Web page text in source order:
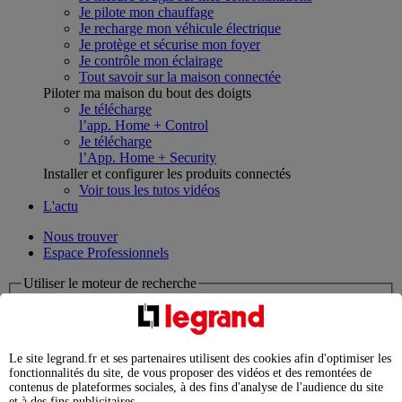
Je pilote mon chauffage
Je recharge mon véhicule électrique
Je protège et sécurise mon foyer
Je contrôle mon éclairage
Tout savoir sur la maison connectée
Piloter ma maison du bout des doigts
Je télécharge
l’app. Home + Control
Je télécharge
l’App. Home + Security
Installer et configurer les produits connectés
Voir tous les tutos vidéos
L'actu
Nous trouver
Espace Professionnels
Utiliser le moteur de recherche
Que cherchez-vous ?
Nous n'avons pas pu charger les résultats de votre recherche
Produits professionnels
Le site legrand.fr et ses partenaires utilisent des cookies afin d'optimiser les
fonctionnalités du site, de vous proposer des vidéos et des remontées de
contenus de plateformes sociales, à des fins d'analyse de l'audience du site